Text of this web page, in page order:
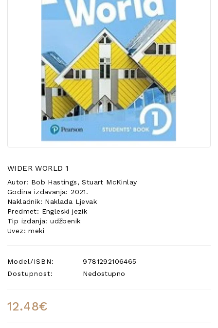
KONTAKT
POSEBNA
WIDER WORLD 1
Autor: Bob Hastings, Stuart McKinlay
Godina izdavanja: 2021.
Nakladnik: Naklada Ljevak
Predmet: Engleski jezik
Tip izdanja: udžbenik
Uvez: meki
Model/ISBN:
9781292106465
Dostupnost:
Nedostupno
12.48€